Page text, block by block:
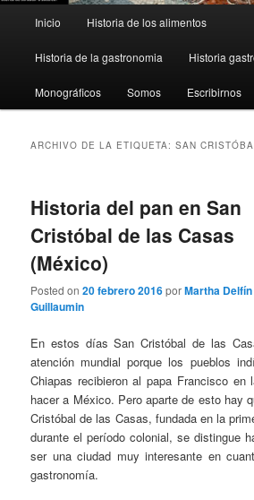
principal
Inicio Historia de los alimentos
Historia de la gastronomia Historia
Monográficos Somos Escribirnos
ARCHIVO DE LA ETIQUETA:SAN
Historia del pan en San
Cristóbal de las Casas
(México)
Posted on20 febrero 2016porMartha Delfín
Guillaumin
En estos días San Cristóbal de las
atención mundial porque los pueblos
Chiapas recibieron al papa Francisco
hacer a México. Pero aparte de esto hay
Cristóbal de las Casas, fundada en la
durante el período colonial, se distingue
ser una ciudad muy interesante en
gastronomía.